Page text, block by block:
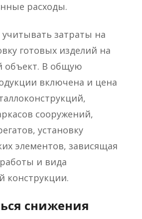
расходы.
учитывать затраты на
готовых изделий на
объект. В общую
включена и цена
сооружений,
установку
элементов, зависящая
и вида
конструкции.
снижения